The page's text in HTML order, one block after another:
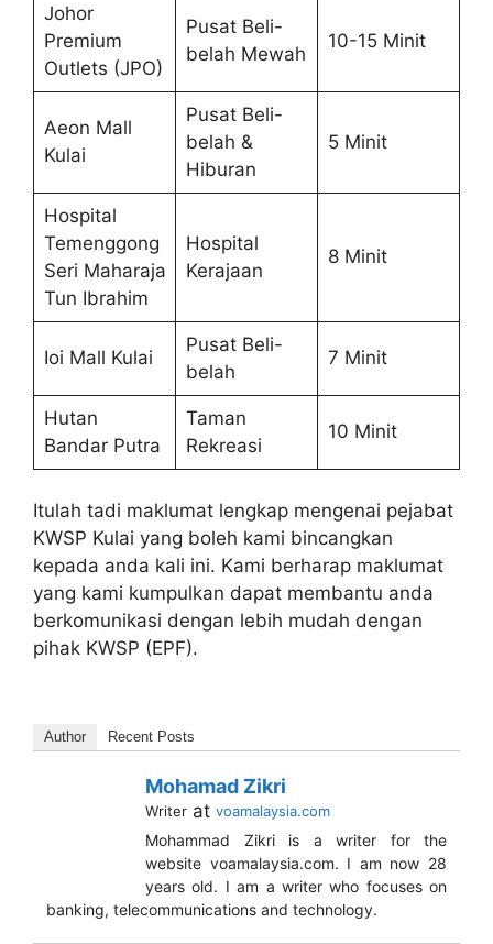
Johor
Premium
Outlets (JPO)
Pusat Beli-
belah Mewah
10-15 Minit
Aeon Mall
Kulai
Pusat Beli-
belah &
Hiburan
5 Minit
Hospital
Temenggong
Seri Maharaja
Tun Ibrahim
Hospital
Kerajaan
8 Minit
Ioi Mall Kulai
Pusat Beli-
belah
7 Minit
Hutan
Bandar Putra
Taman
Rekreasi
10 Minit
Itulah tadi maklumat lengkap mengenai pejabat
KWSP Kulai yang boleh kami bincangkan
kepada anda kali ini. Kami berharap maklumat
yang kami kumpulkan dapat membantu anda
berkomunikasi dengan lebih mudah dengan
pihak KWSP (EPF).
Author Recent Posts
Mohamad Zikri
Writer at voamalaysia.com
Mohammad Zikri is a writer for the
website voamalaysia.com. I am now 28
years old. I am a writer who focuses on
banking, telecommunications and technology.